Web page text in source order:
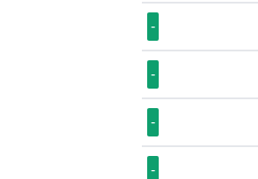
-
-
-
-